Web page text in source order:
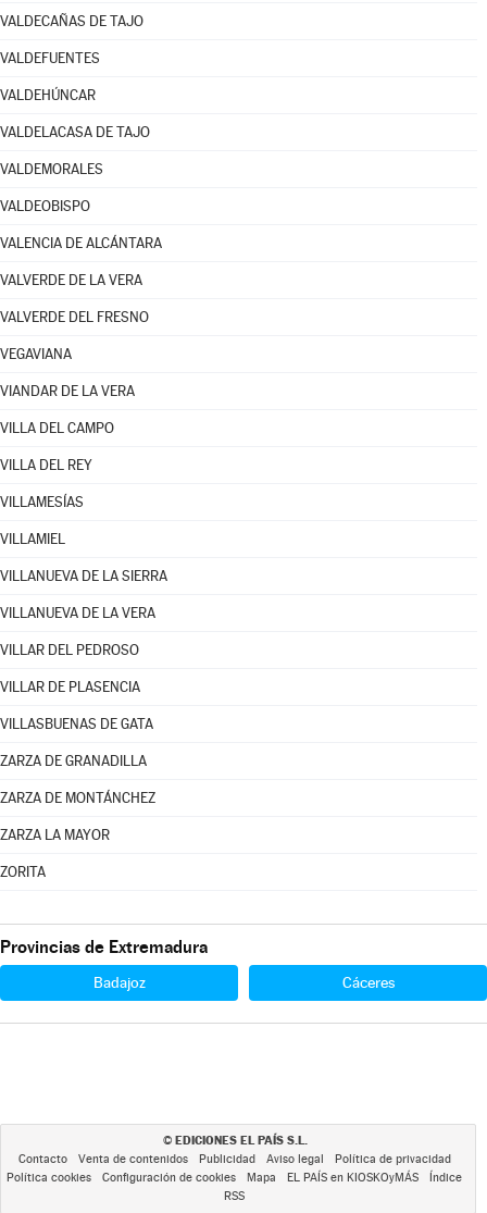
VALDECAÑAS DE TAJO
VALDEFUENTES
VALDEHÚNCAR
VALDELACASA DE TAJO
VALDEMORALES
VALDEOBISPO
VALENCIA DE ALCÁNTARA
VALVERDE DE LA VERA
VALVERDE DEL FRESNO
VEGAVIANA
VIANDAR DE LA VERA
VILLA DEL CAMPO
VILLA DEL REY
VILLAMESÍAS
VILLAMIEL
VILLANUEVA DE LA SIERRA
VILLANUEVA DE LA VERA
VILLAR DEL PEDROSO
VILLAR DE PLASENCIA
VILLASBUENAS DE GATA
ZARZA DE GRANADILLA
ZARZA DE MONTÁNCHEZ
ZARZA LA MAYOR
ZORITA
Provincias de Extremadura
Badajoz Cáceres
© EDICIONES EL PAÍS S.L.
Contacto Venta de contenidos Publicidad Aviso legal
Política de privacidad
Política cookies
Configuración de cookies Mapa EL PAÍS en KIOSKOyMÁS
Índice
RSS